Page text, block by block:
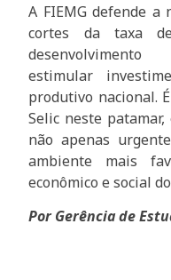
A FIEMG defende a
cortes da taxa
estimular
produtivo nacional.
Selic neste
não apenas
ambiente mais
econômico e social
Por Gerência de